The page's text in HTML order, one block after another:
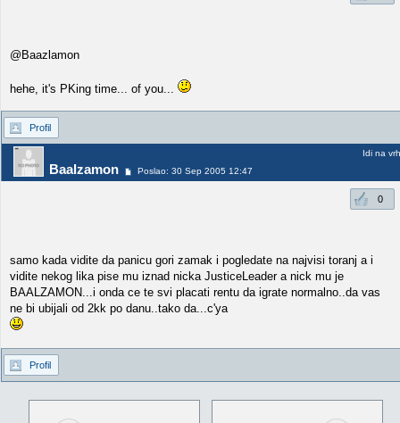
@Baazlamon
hehe, it's PKing time... of you...
Profil
Baalzamon Poslao: 30 Sep 2005 12:47
Idi na vrh
0
samo kada vidite da panicu gori zamak i pogledate na najvisi toranj a i
vidite nekog lika pise mu iznad nicka JusticeLeader a nick mu je
BAALZAMON...i onda ce te svi placati rentu da igrate normalno..da vas
ne bi ubijali od 2kk po danu..tako da...c'ya
Profil